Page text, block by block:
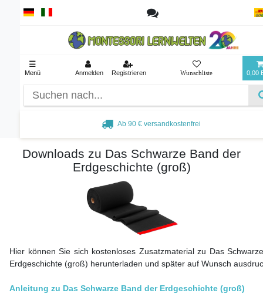
☰
Menü Anmelden Registrieren 0,00
Ab 90 € versandkostenfrei
Downloads zu Das Schwarze Band der
Erdgeschichte (groß)
Hier können Sie sich kostenloses Zusatzmaterial zu Das
Erdgeschichte (groß) herunterladen und später auf Wunsch
Anleitung zu Das Schwarze Band der Erdgeschichte (groß)